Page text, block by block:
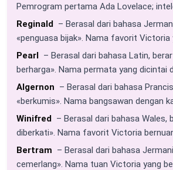
Pemrogram pertama Ada Lovelace;
Reginald – Berasal dari bahasa
«penguasa bijak». Nama favorit Victoria
Pearl – Berasal dari bahasa Latin,
berharga». Nama permata yang dicintai
Algernon – Berasal dari bahasa
«berkumis». Nama bangsawan dengan
Winifred – Berasal dari bahasa Wales,
diberkati». Nama favorit Victoria
Bertram – Berasal dari bahasa
cemerlang». Nama tuan Victoria yang